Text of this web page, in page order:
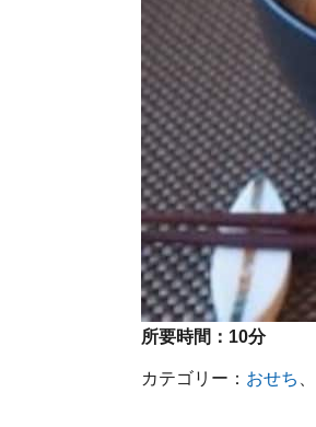
所要時間： 10分
カテゴリー： おせち